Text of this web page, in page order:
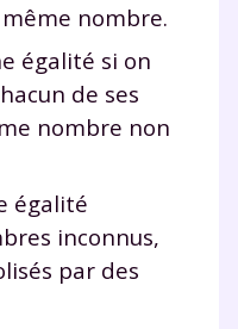
nombre.
égalité si on
de ses
nombre non
égalité
inconnus,
par des